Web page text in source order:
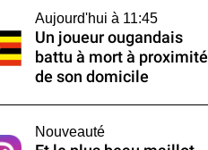
Aujourd'hui à 11:45
Un joueur ougandais
battu à mort à proximité
de son domicile
Nouveauté